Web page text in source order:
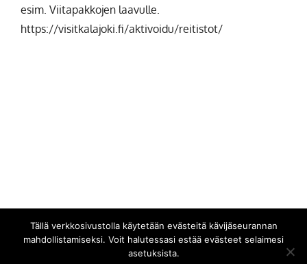
esim. Viitapakkojen laavulle.
https://visitkalajoki.fi/aktivoidu/reitistot/
Tällä verkkosivustolla käytetään evästeitä kävijäseurannan
mahdollistamiseksi. Voit halutessasi estää evästeet selaimesi
asetuksista.